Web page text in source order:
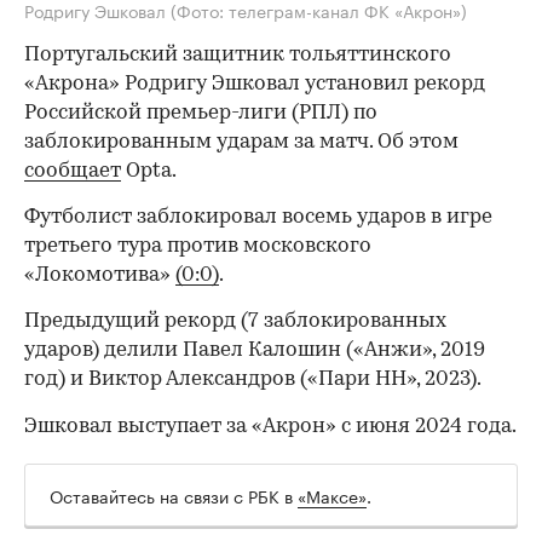
Родригу Эшковал (Фото: телеграм-канал ФК «Акрон»)
Португальский защитник тольяттинского
«Акрона» Родригу Эшковал установил рекорд
Российской премьер-лиги (РПЛ) по
заблокированным ударам за матч. Об этом
сообщает Opta.
Футболист заблокировал восемь ударов в игре
третьего тура против московского
«Локомотива» (0:0).
Предыдущий рекорд (7 заблокированных
ударов) делили Павел Калошин («Анжи», 2019
год) и Виктор Александров («Пари НН», 2023).
Эшковал выступает за «Акрон» с июня 2024 года.
Оставайтесь на связи с РБК в «Максе».